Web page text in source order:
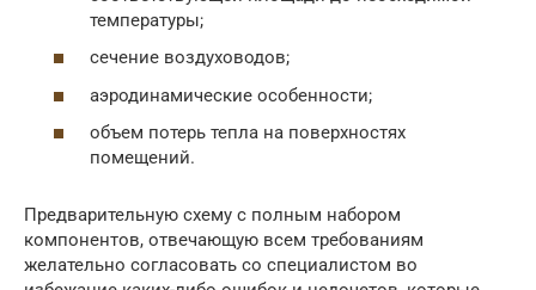
температуры;
сечение воздуховодов;
аэродинамические особенности;
объем потерь тепла на поверхностях
помещений.
Предварительную схему с полным набором
компонентов, отвечающую всем требованиям
желательно согласовать со специалистом во